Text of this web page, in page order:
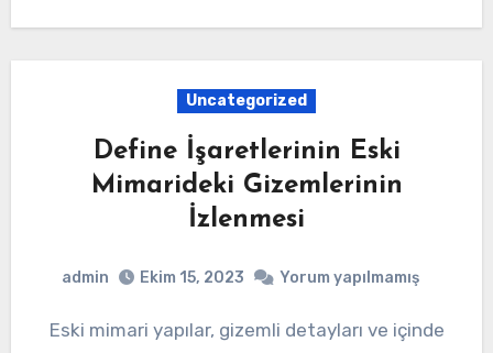
Uncategorized
Define İşaretlerinin Eski
Mimarideki Gizemlerinin
İzlenmesi
admin Ekim 15, 2023 Yorum yapılmamış
Eski mimari yapılar, gizemli detayları ve içinde